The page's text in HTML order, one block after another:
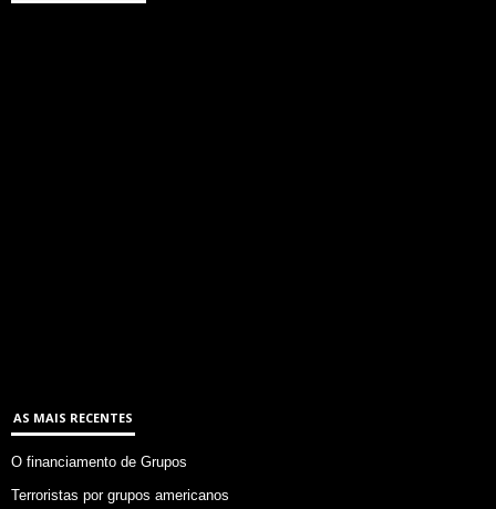
AS MAIS RECENTES
O financiamento de Grupos
Terroristas por grupos americanos